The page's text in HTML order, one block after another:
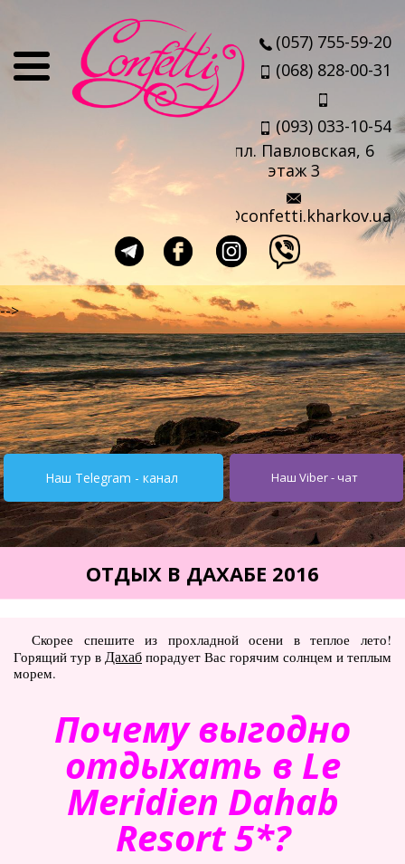
Отзывы
Выезд агента
Прокат чемоданов
Такси в аэропорт
Travel-sim
Страны
Турция от $195
Кипр от $251
Египет от $252
Тунис от $245
Италия от $355
Болгария от $62
ОАЭ от $345
Горящие туры
Автобусные туры
Туры по Украине
(057) 755-59-20
(068) 828-00-31
(093) 033-10-54
пл. Павловская, 6
этаж 3
info@confetti.kharkov.ua
-->
Наш Telegram - канал Наш Viber - чат
ОТДЫХ В ДАХАБЕ 2016
Скорее спешите из прохладной осени в теплое лето!
Горящий тур в Дахаб порадует Вас горячим солнцем и теплым
морем.
Почему выгодно
отдыхать в Le
Meridien Dahab
Resort 5*?